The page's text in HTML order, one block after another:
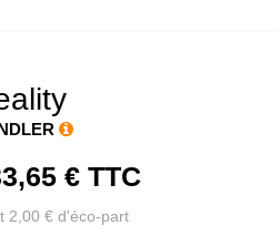
€ TTC
2,00 € d'éco-part